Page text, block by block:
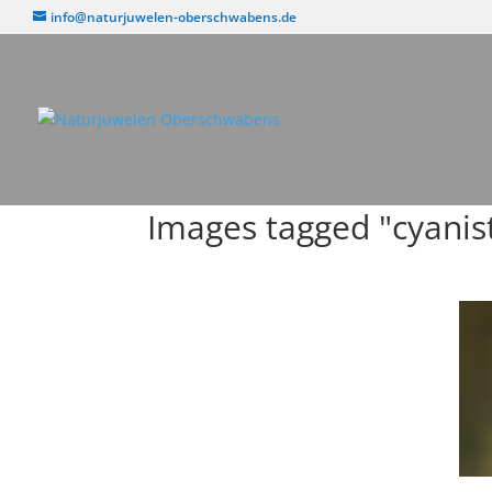
info@naturjuwelen-oberschwabens.de
Images tagged